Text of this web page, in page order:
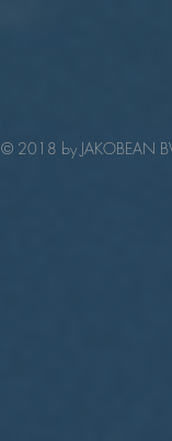
© 2018 by JAKOBEAN